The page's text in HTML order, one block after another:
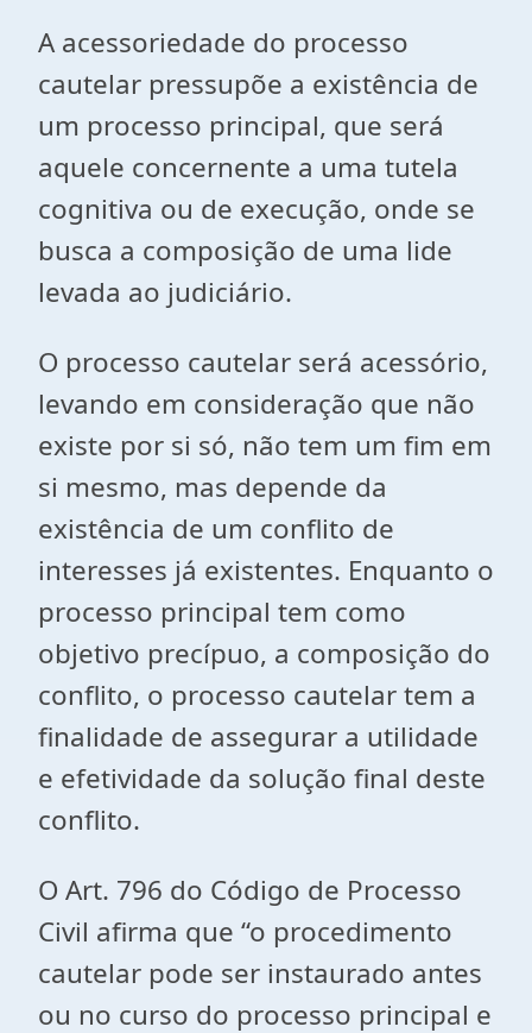
A acessoriedade do processo
cautelar pressupõe a existência de
um processo principal, que será
aquele concernente a uma tutela
cognitiva ou de execução, onde se
busca a composição de uma lide
levada ao judiciário.
O processo cautelar será acessório,
levando em consideração que não
existe por si só, não tem um fim em
si mesmo, mas depende da
existência de um conflito de
interesses já existentes. Enquanto o
processo principal tem como
objetivo precípuo, a composição do
conflito, o processo cautelar tem a
finalidade de assegurar a utilidade
e efetividade da solução final deste
conflito.
O Art. 796 do Código de Processo
Civil afirma que “o procedimento
cautelar pode ser instaurado antes
ou no curso do processo principal e